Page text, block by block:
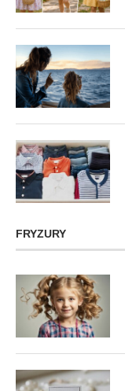
FRYZURY